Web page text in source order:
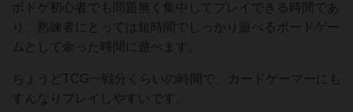
ボドゲ初心者でも問題無く集中してプレイできる時間であ
り、熟練者にとっては短時間でしっかり遊べるボードゲー
ムとして余った時間に遊べます。
ちょうどTCG一戦分くらいの時間で、カードゲーマーにも
すんなりプレイしやすいです。